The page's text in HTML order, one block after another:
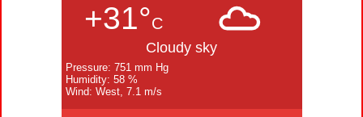
+31°C
Cloudy sky
Pressure: 751 mm Hg
Humidity: 58 %
Wind: West, 7.1 m/s